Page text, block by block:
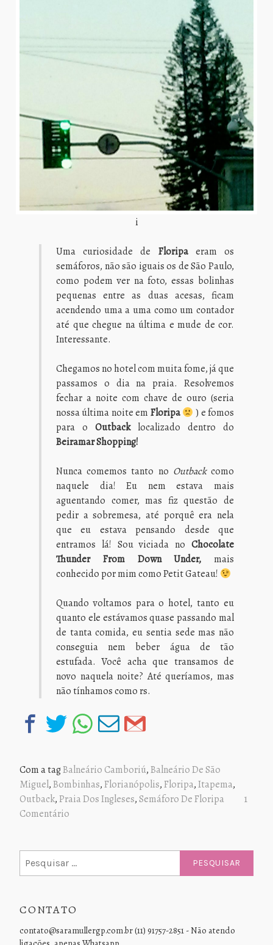
i
Uma curiosidade de Floripaeram os
semáforos, não são iguais os de São Paulo,
como podem ver na foto, essas bolinhas
pequenas entre as duas acesas, ficam
acendendo uma a uma como um contador
até que chegue na última e mude de cor.
Interessante.
Chegamos no hotel com muita fome, já que
passamos o dia na praia. Resolvemos
fechar a noite com chave de ouro (seria
nossa última noite em Floripa
) e fomos
para o Outbacklocalizado dentro do
Beiramar Shopping!
Nunca comemos tanto no Outbackcomo
naquele dia! Eu nem estava mais
aguentando comer, mas fiz questão de
pedir a sobremesa, até porquê era nela
que eu estava pensando desde que
entramos lá! Sou viciada no Chocolate
Thunder From Down Under, mais
conhecido por mim como Petit Gateau!
Quando voltamos para o hotel, tanto eu
quanto ele estávamos quase passando mal
de tanta comida, eu sentia sede mas não
conseguia nem beber água de tão
estufada. Você acha que transamos de
novo naquela noite? Até queríamos, mas
não tínhamos como rs.
Com a tagBalneário Camboriú,Balneário De São
Miguel,Bombinhas,Florianópolis,Floripa,Itapema,
Outback,Praia Dos Ingleses,Semáforo De Floripa
1
Comentário
por:
CONTATO
contato@saramullergp.com.br (11) 91757-2851 - Não atendo